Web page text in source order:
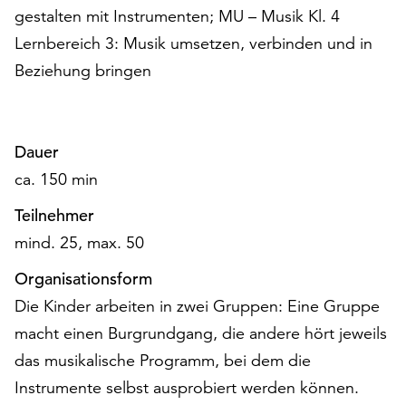
Verfügung.
Funktionale
Cookies
Ihr
Einverständnis
ausgeführt.
Möchten
Sie
die
verwendeten
Cookies
anpassen,
erreichen
Sie
gestalten mit Instrumenten; MU – Musik Kl. 4
Lernbereich 3: Musik umsetzen, verbinden und in
Beziehung bringen
Dauer
ca. 150 min
Teilnehmer
mind. 25, max. 50
Organisationsform
Die Kinder arbeiten in zwei Gruppen: Eine Gruppe
macht einen Burgrundgang, die andere hört jeweils
das musikalische Programm, bei dem die
Instrumente selbst ausprobiert werden können.